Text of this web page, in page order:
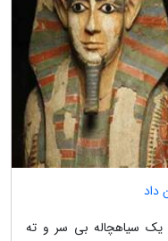
یک سیاهچاله بی سر و ته